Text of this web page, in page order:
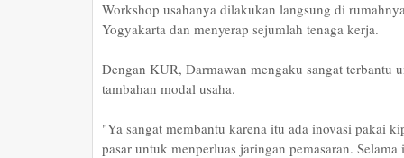
Workshop usahanya dilakukan langsung di
Yogyakarta dan menyerap sejumlah tenaga kerja.
Dengan KUR, Darmawan mengaku sangat terbantu
tambahan modal usaha.
"Ya sangat membantu karena itu ada inovasi pakai
pasar untuk menperluas jaringan pemasaran.